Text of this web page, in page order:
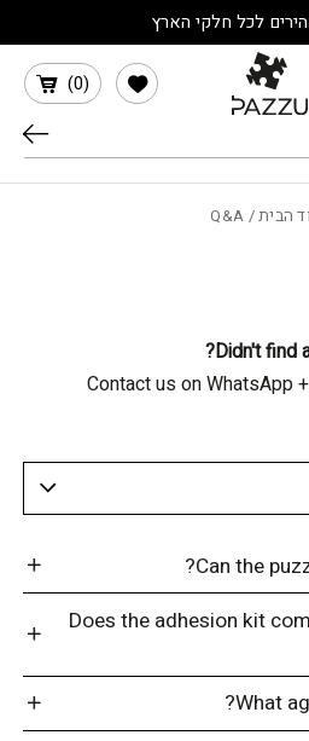
לכל חלקי הארץ
(
0
)
הרשימה שלי
הבית/ Q&A
Didn't find
Contact us on WhatsApp
Can the
Does the adhesion kit
What